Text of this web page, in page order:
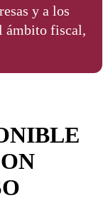
y a los
ámbito fiscal,